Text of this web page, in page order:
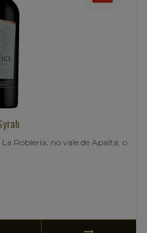
Roblería, no vale de Apalta, o